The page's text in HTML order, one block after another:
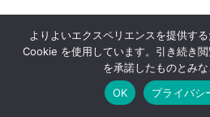
RF50mm F1.4 L
を備えた新しい標
rf50mm f1.4 l vcm レ
した描写力、柔らかな
スナップからポートレ
焦点レンズの魅力を詳
います。。
シェア 目次へ
よりよいエクスペリエンスを提供す
Cookie を使用しています。引き続き
を承諾したものとみな
OK
プライバシ